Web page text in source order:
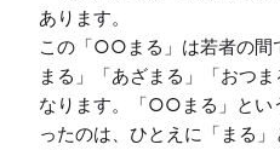
あります。
この「○○まる」は若者の間
まる」「あざまる」「おつ
なります。「○○まる」とい
ったのは、ひとえに「まる